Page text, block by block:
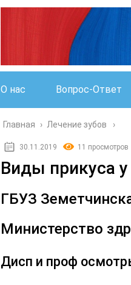
О нас Вопрос-Ответ
Главная › Лечение зубов
30.11.2019 11 просмотров
Виды прикуса у
ГБУЗ
Министерство
Дисп и проф